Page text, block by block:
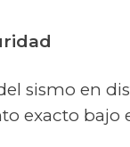
sismo en
exacto bajo